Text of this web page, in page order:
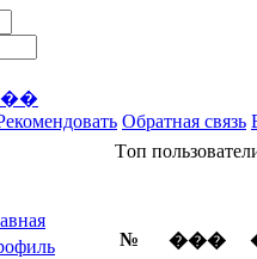
Обратная связь
Tоп
№ ���